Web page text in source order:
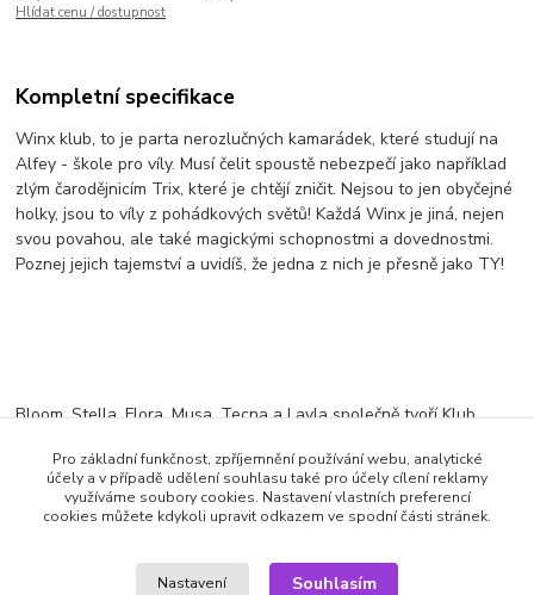
Hlídat cenu / dostupnost
Kompletní specifikace
Winx klub, to je parta nerozlučných kamarádek, které studují na
Alfey - škole pro víly. Musí čelit spoustě nebezpečí jako například
zlým čarodějnicím Trix, které je chtějí zničit. Nejsou to jen obyčejné
holky, jsou to víly z pohádkových světů! Každá Winx je jiná, nejen
svou povahou, ale také magickými schopnostmi a dovednostmi.
Poznej jejich tajemství a uvidíš, že jedna z nich je přesně jako TY!
Bloom, Stella, Flora, Musa, Tecna a Layla společně tvoří Klub
Výrobce: VAPET | Jazyk: česky
Zboží zařazeno v kategoriích
Pro základní funkčnost, zpříjemnění používání webu, analytické
účely a v případě udělení souhlasu také pro účely cílení reklamy
využíváme soubory cookies. Nastavení vlastních preferencí
cookies můžete kdykoli upravit odkazem ve spodní části stránek.
Nastavení Souhlasím